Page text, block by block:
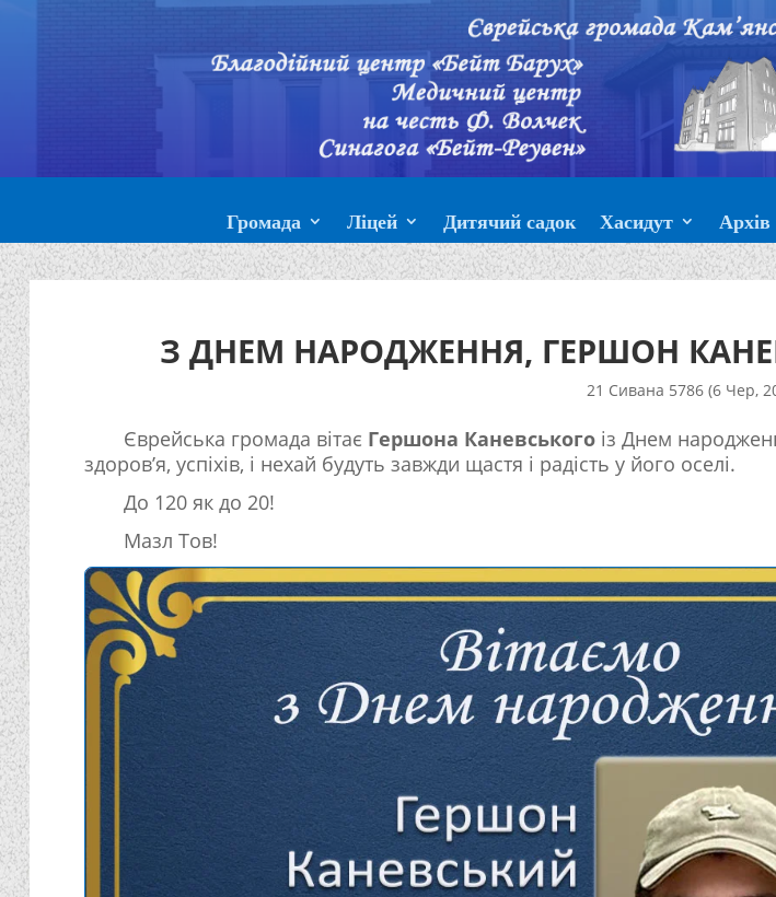
Громада Ліцей Дитячий садок Хасидут Архів
З ДНЕМ НАРОДЖЕННЯ, ГЕРШОН
21 Сивана 5786 (6 Чер,
Єврейська громада вітає Гершона Каневськогоіз Днем
здоров’я, успіхів, і нехай будуть завжди щастя і радість у його оселі.
До 120 як до 20!
Мазл Тов!